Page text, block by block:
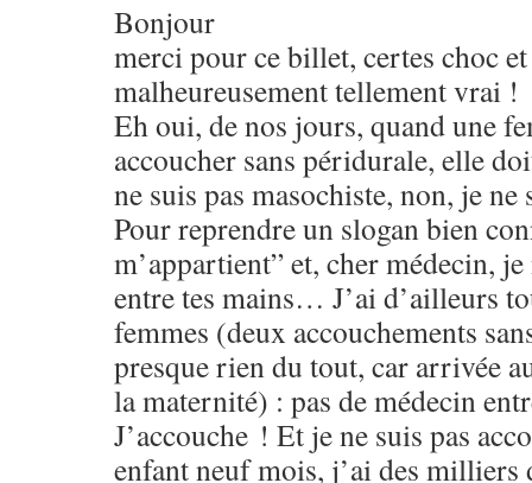
Bonjour
merci pour ce billet, certes choc
malheureusement tellement vrai !
Eh oui, de nos jours, quand une
accoucher sans péridurale, elle
ne suis pas masochiste, non, je
Pour reprendre un slogan bien
m’appartient” et, cher médecin,
entre tes mains… J’ai d’ailleurs
femmes (deux accouchements
presque rien du tout, car arrivée
la maternité) : pas de médecin
J’accouche ! Et je ne suis pas
enfant neuf mois, j’ai des milliers